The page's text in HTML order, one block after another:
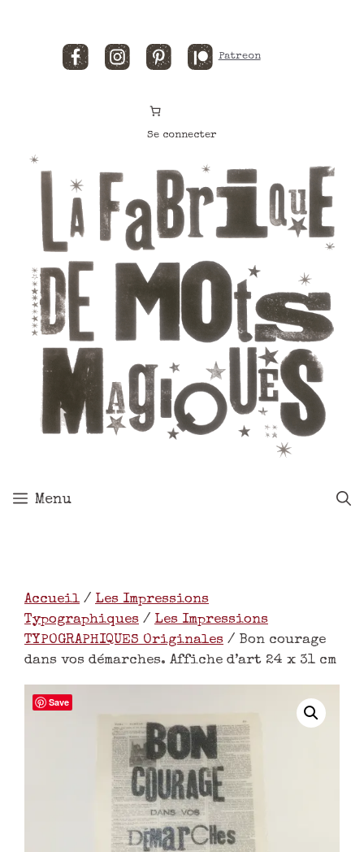
FacebookInstagramPinterestPatreon
Se connecter
Menu
Accueil/ Les Impressions
Typographiques / Les Impressions
TYPOGRAPHIQUES Originales / Bon courage
dans vos démarches. Affiche d’art 24 x 31 cm
Save